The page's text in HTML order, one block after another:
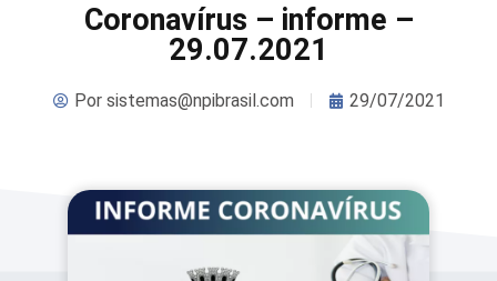
Coronavírus – informe –
29.07.2021
Porsistemas@npibrasil.com 29/07/2021